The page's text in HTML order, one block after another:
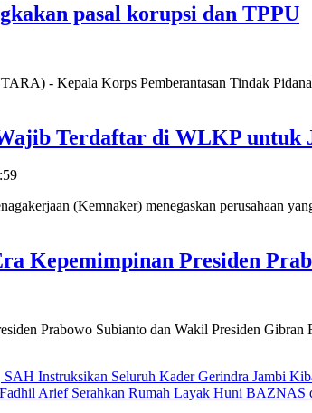
pasal korupsi dan TPPU
- Kepala Korps Pemberantasan Tindak
Terdaftar di WLKP
(Kemnaker) menegaskan perusahaan
Kepemimpinan Presiden
Prabowo Subianto dan Wakil Presiden Gibran
Instruksikan Seluruh Kader Gerindra Jambi
Arief Serahkan Rumah Layak Huni BAZNAS